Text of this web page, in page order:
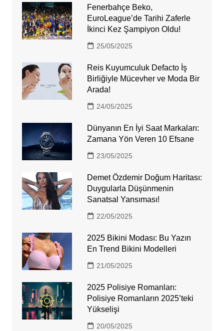
Fenerbahçe Beko,
EuroLeague’de Tarihi Zaferle
İkinci Kez Şampiyon Oldu!
25/05/2025
Reis Kuyumculuk Defacto İş
Birliğiyle Mücevher ve Moda Bir
Arada!
24/05/2025
Dünyanın En İyi Saat Markaları:
Zamana Yön Veren 10 Efsane
23/05/2025
Demet Özdemir Doğum Haritası:
Duygularla Düşünmenin
Sanatsal Yansıması!
22/05/2025
2025 Bikini Modası: Bu Yazın
En Trend Bikini Modelleri
21/05/2025
2025 Polisiye Romanları:
Polisiye Romanların 2025’teki
Yükselişi
20/05/2025